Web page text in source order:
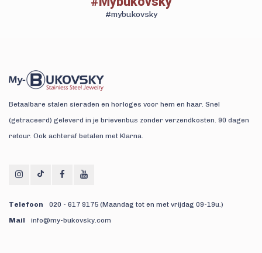
#mybukovsky
Betaalbare stalen sieraden en horloges voor hem en haar. Snel
(getraceerd) geleverd in je brievenbus zonder verzendkosten. 90 dagen
retour. Ook achteraf betalen met Klarna.
Telefoon
020 - 617 9175 (Maandag tot en met vrijdag 09-19u.)
Mail
info@my-bukovsky.com